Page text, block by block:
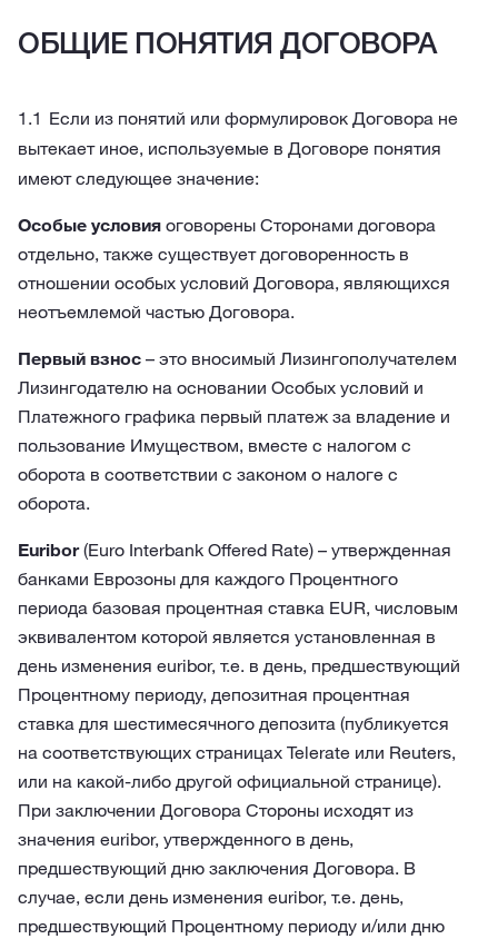
ОБЩИЕ ПОНЯТИЯ ДОГОВОРА
Если из понятий или формулировок Договора не
вытекает иное, используемые в Договоре понятия
имеют следующее значение:
Особые условия оговорены Сторонами договора
отдельно, также существует договоренность в
отношении особых условий Договора, являющихся
неотъемлемой частью Договора.
Первый взнос – это вносимый Лизингополучателем
Лизингодателю на основании Особых условий и
Платежного графика первый платеж за владение и
пользование Имуществом, вместе с налогом с
оборота в соответствии с законом о налоге с
оборота.
Euribor(Euro Interbank Offered Rate) – утвержденная
банками Еврозоны для каждого Процентного
периода базовая процентная ставка EUR, числовым
эквивалентом которой является установленная в
день изменения euribor, т.е. в день, предшествующий
Процентному периоду, депозитная процентная
ставка для шестимесячного депозита (публикуется
на соответствующих страницах Telerate или Reuters,
или на какой-либо другой официальной странице).
При заключении Договора Стороны исходят из
значения euribor, утвержденного в день,
предшествующий дню заключения Договора. В
случае, если день изменения euribor, т.е. день,
предшествующий Процентному периоду и/или дню